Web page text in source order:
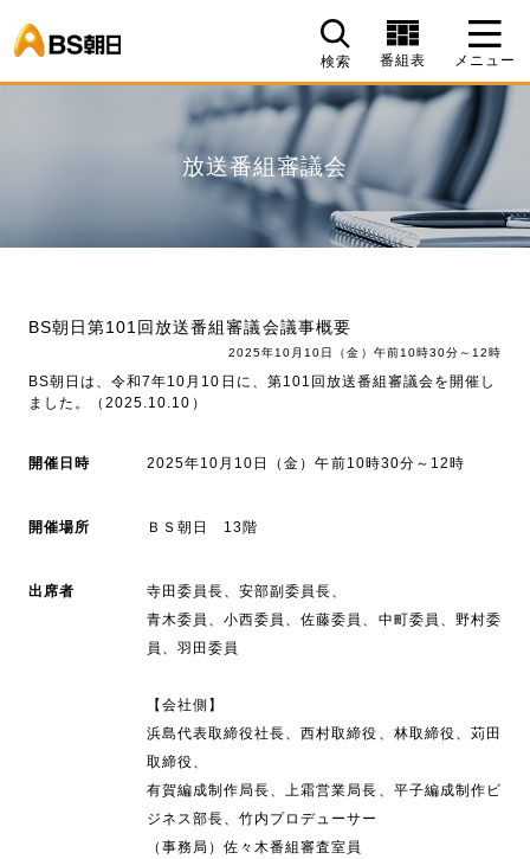
検索 番組表 メニュー
放送番組審議会
BS朝日第101回放送番組審議会議事概要
2025年10月10日（金）午前10時30分～12時
BS朝日は、令和7年10月10日に、第101回放送番組審議会を開催し
ました。（2025.10.10）
開催日時 2025年10月10日（金）午前10時30分～12時
開催場所 ＢＳ朝日 13階
出席者
寺田委員長、安部副委員長、
青木委員、小西委員、佐藤委員、中町委員、野村委
員、羽田委員
【会社側】
浜島代表取締役社長、西村取締役、林取締役、苅田
取締役、
有賀編成制作局長、上霜営業局長、平子編成制作ビ
ジネス部長、竹内プロデューサー
（事務局）佐々木番組審査室員